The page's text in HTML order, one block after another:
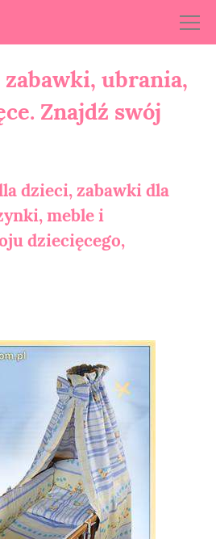
ubrania,
Znajdź swój
dzieci, zabawki dla
meble i
dziecięcego,